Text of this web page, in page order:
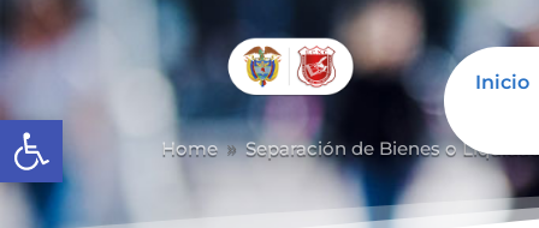
Abrir barra de herramientas
Inicio
Home 9 Separación de Bienes o